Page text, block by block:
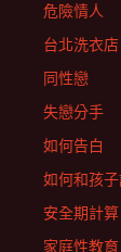
危險情人
台北洗衣店
同性戀
失戀分手
如何告白
如何和孩
安全期計算
家庭性教育